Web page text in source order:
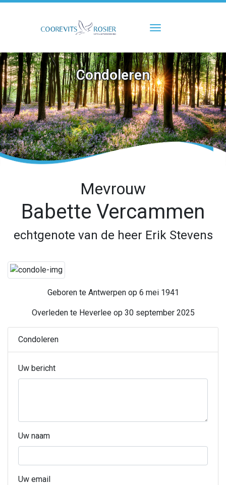
Toggle
Condoleren
Mevrouw
Babette Vercammen
echtgenote van de heer Erik Stevens
Geboren te Antwerpen op 6 mei 1941
Overleden te Heverlee op 30 september 2025
Condoleren
Uw bericht
Uw naam
Uw email